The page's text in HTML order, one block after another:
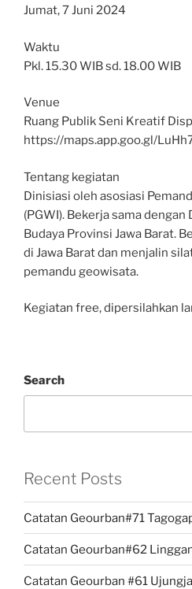
Jumat, 7 Juni 2024
Waktu
Pkl. 15.30 WIB sd. 18.00 WIB
Venue
Ruang Publik Seni Kreatif
https://maps.app.goo.gl/
Tentang kegiatan
Dinisiasi oleh asosiasi
(PGWI). Bekerja sama dengan
Budaya Provinsi Jawa Barat.
di Jawa Barat dan menjalin
pemandu geowisata.
Kegiatan free, dipersilahkan
Search
Recent Posts
Catatan Geourban#71
Catatan Geourban#62
Catatan Geourban #61